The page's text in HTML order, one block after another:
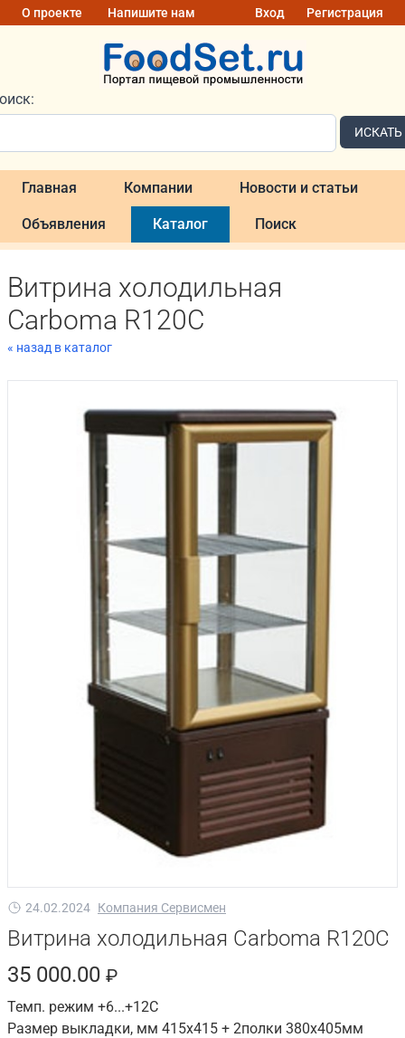
О проекте Напишите нам Вход Регистрация
ИСКАТЬ
Главная Компании Новости и статьи
Объявления Каталог Поиск
Витрина холодильная
Carboma R120C
« назад в каталог
24.02.2024 Компания Сервисмен
Витрина холодильная Carboma R120C
35 000.00 ₽
Темп. режим +6...+12С
Размер выкладки, мм 415х415 + 2полки 380х405мм